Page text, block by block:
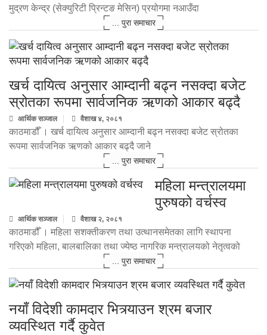
मुद्रण केन्द्र (सेक्युरिटी प्रिन्टङ मेसिन) प्रयोगमा नआउँदा
... पुरा समाचार
खर्च दायित्व अनुसार आम्दानी बढ्न नसक्दा बजेट
स्रोतका रूपमा सार्वजनिक ऋणको आकार बढ्दै
आर्थिक सञ्जाल वैशाख ४, २०८१
काठमाडौँ । खर्च दायित्व अनुसार आम्दानी बढ्न नसक्दा बजेट स्रोतका
रूपमा सार्वजनिक ऋणको आकार बढ्दै जाने
... पुरा समाचार
महिला मन्त्रालयमा
पुरुषको वर्चस्व
आर्थिक सञ्जाल वैशाख २, २०८१
काठमाडौँ । महिला सशक्तीकरण तथा उत्थानसमेतका लागि स्थापना
गरिएको महिला, बालबालिका तथा ज्येष्ठ नागरिक मन्त्रालयको नेतृत्वको
... पुरा समाचार
नयाँ विदेशी कामदार भित्र्याउन श्रम बजार
व्यवस्थित गर्दै कुवेत